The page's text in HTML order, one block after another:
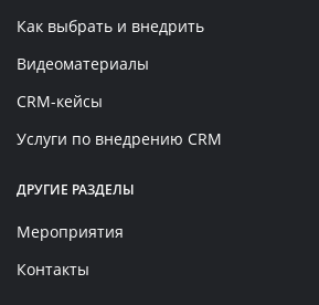
Как выбрать и внедрить
Видеоматериалы
CRM-кейсы
Услуги по внедрению CRM
ДРУГИЕ РАЗДЕЛЫ
Мероприятия
Контакты